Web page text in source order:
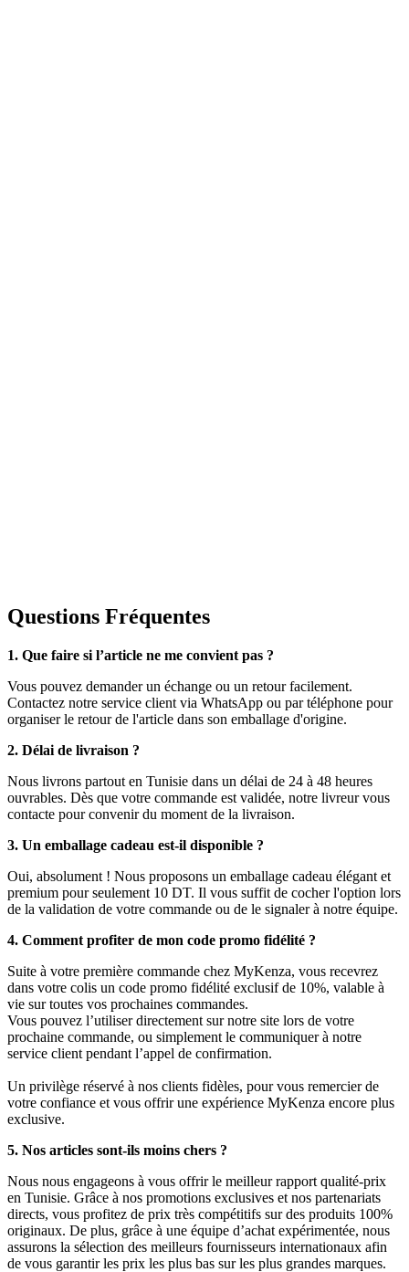
Questions Fréquentes
1. Que faire si l’article ne me convient pas ?
Vous pouvez demander un échange ou un retour facilement.
Contactez notre service client via WhatsApp ou par téléphone pour
organiser le retour de l'article dans son emballage d'origine.
2. Délai de livraison ?
Nous livrons partout en Tunisie dans un délai de 24 à 48 heures
ouvrables. Dès que votre commande est validée, notre livreur vous
contacte pour convenir du moment de la livraison.
3. Un emballage cadeau est-il disponible ?
Oui, absolument ! Nous proposons un emballage cadeau élégant et
premium pour seulement 10 DT. Il vous suffit de cocher l'option lors
de la validation de votre commande ou de le signaler à notre équipe.
4. Comment profiter de mon code promo fidélité ?
Suite à votre première commande chez MyKenza, vous recevrez
dans votre colis un code promo fidélité exclusif de 10%, valable à
vie sur toutes vos prochaines commandes.
Vous pouvez l’utiliser directement sur notre site lors de votre
prochaine commande, ou simplement le communiquer à notre
service client pendant l’appel de confirmation.
Un privilège réservé à nos clients fidèles, pour vous remercier de
votre confiance et vous offrir une expérience MyKenza encore plus
exclusive.
5. Nos articles sont-ils moins chers ?
Nous nous engageons à vous offrir le meilleur rapport qualité-prix
en Tunisie. Grâce à nos promotions exclusives et nos partenariats
directs, vous profitez de prix très compétitifs sur des produits 100%
originaux. De plus, grâce à une équipe d’achat expérimentée, nous
assurons la sélection des meilleurs fournisseurs internationaux afin
de vous garantir les prix les plus bas sur les plus grandes marques.